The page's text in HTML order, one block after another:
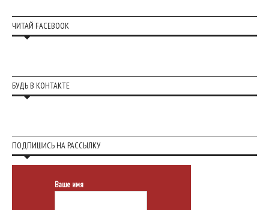
ЧИТАЙ FACEBOOK
БУДЬ В КОНТАКТЕ
ПОДПИШИСЬ НА РАССЫЛКУ
Ваше имя